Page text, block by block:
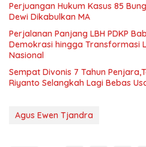
Perjuangan Hukum Kasus 85
Dewi Dikabulkan MA
Perjalanan Panjang LBH PDKP
Demokrasi hingga Transformasi
Nasional
Sempat Divonis 7 Tahun
Riyanto Selangkah Lagi Bebas
Agus Ewen Tjandra